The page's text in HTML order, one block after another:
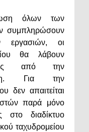
όλων των
συμπληρώσουν
εργασιών, οι
θα λάβουν
από την
Για την
δεν απαιτείται
παρά μόνο
στο διαδίκτυο
ταχυδρομείου